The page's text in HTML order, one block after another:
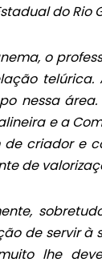
do Rio
o
nessa
e a
de criador e
de
de servir
lhe